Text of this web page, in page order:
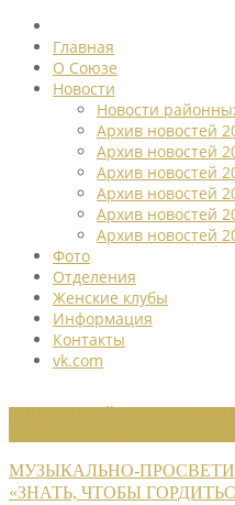
Главная
О Союзе
Новости
Новости
Архив новостей
Архив новостей
Архив новостей
Архив новостей
Архив новостей
Архив новостей
Фото
Отделения
Женские клубы
Информация
Контакты
vk.com
МУЗЫКАЛЬНО-
«ЗНАТЬ, ЧТОБЫ